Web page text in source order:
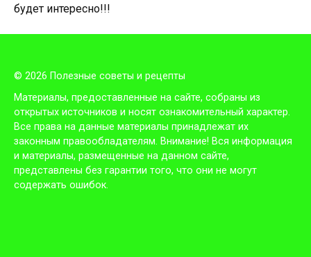
будет интересно!!!
© 2026 Полезные советы и рецепты
Материалы, предоставленные на сайте, собраны из
открытых источников и носят ознакомительный характер.
Все права на данные материалы принадлежат их
законным правообладателям. Внимание! Вся информация
и материалы, размещенные на данном сайте,
представлены без гарантии того, что они не могут
содержать ошибок.